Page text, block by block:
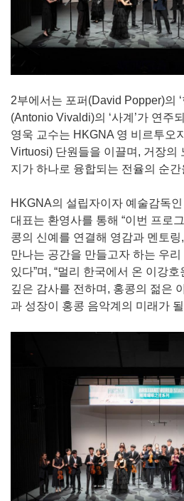
2부에서는 포퍼(David Popper)의
(Antonio Vivaldi)의 ‘사계’가 연주
영욱 교수는 HKGNA 영 비르투오
Virtuosi) 단원들을 이끌며, 거장의
지가 하나로 융합되는 전율의 순간
HKGNA의 설립자이자 예술감독
대표는 환영사를 통해 “이번 프로
콩의 신예를 연결해 영감과 멘토링
만나는 공간을 만들고자 하는 우
있다”며, “멀리 한국에서 온 이강
깊은 감사를 전하며, 홍콩의 젊은
과 성장이 홍콩 음악계의 미래가